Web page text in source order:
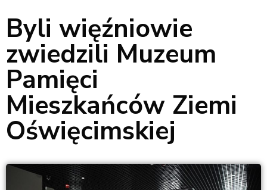
Byli więźniowie
zwiedzili Muzeum
Pamięci
Mieszkańców Ziemi
Oświęcimskiej